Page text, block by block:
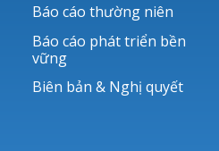
Báo cáo thường niên
Báo cáo phát triển bền
vững
Biên bản & Nghị quyết